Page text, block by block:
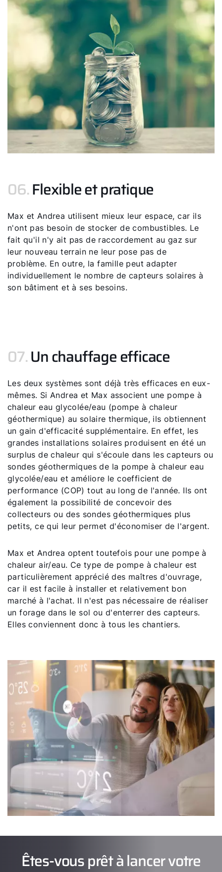
06.Flexible et pratique
Max et Andrea utilisent mieux leur espace, car ils
n'ont pas besoin de stocker de combustibles. Le
fait qu'il n'y ait pas de raccordement au gaz sur
leur nouveau terrain ne leur pose pas de
problème. En outre, la famille peut adapter
individuellement le nombre de capteurs solaires à
son bâtiment et à ses besoins.
07.Un chauffage efficace
Les deux systèmes sont déjà très efficaces en eux-
mêmes. Si Andrea et Max associent une pompe à
chaleur eau glycolée/eau (pompe à chaleur
géothermique) au solaire thermique, ils obtiennent
un gain d'efficacité supplémentaire. En effet, les
grandes installations solaires produisent en été un
surplus de chaleur qui s'écoule dans les capteurs ou
sondes géothermiques de la pompe à chaleur eau
glycolée/eau et améliore le coefficient de
performance (COP) tout au long de l'année. Ils ont
également la possibilité de concevoir des
collecteurs ou des sondes géothermiques plus
petits, ce qui leur permet d'économiser de l'argent.
Max et Andrea optent toutefois pour une pompe à
chaleur air/eau. Ce type de pompe à chaleur est
particulièrement apprécié des maîtres d'ouvrage,
car il est facile à installer et relativement bon
marché à l'achat. Il n'est pas nécessaire de réaliser
un forage dans le sol ou d'enterrer des capteurs.
Elles conviennent donc à tous les chantiers.
Êtes-vous prêt à lancer votre